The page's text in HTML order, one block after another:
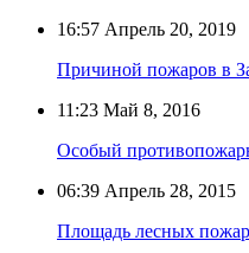
16:57 Апрель 20, 2019
Причиной пожаров в
11:23 Май 8, 2016
Особый
06:39 Апрель 28, 2015
Площадь лесных